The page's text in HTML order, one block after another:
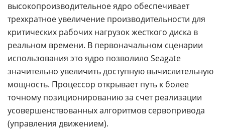
высокопроизводительное ядро обеспечивает
трехкратное увеличение производительности для
критических рабочих нагрузок жесткого диска в
реальном времени. В первоначальном сценарии
использования это ядро позволило Seagate
значительно увеличить доступную вычислительную
мощность. Процессор открывает путь к более
точному позиционированию за счет реализации
усовершенствованных алгоритмов сервопривода
(управления движением).